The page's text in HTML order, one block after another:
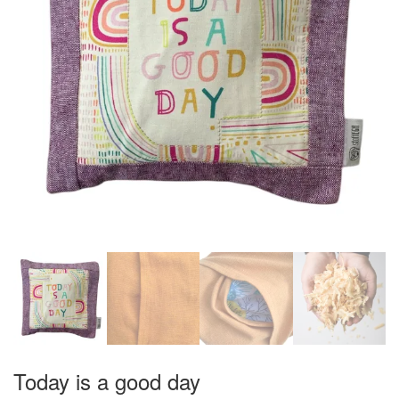
Today is a good day